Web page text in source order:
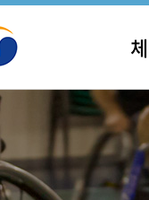
인사말
설립 및 연혁
조직 및 기구
주요사업